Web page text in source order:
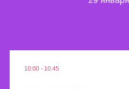
10:00 - 10:45